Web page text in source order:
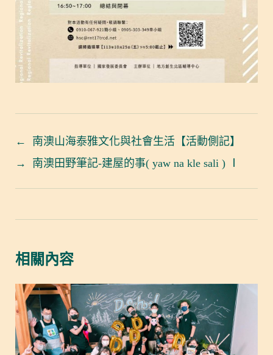
←
南澳山海泰雅文化與社會生活【活動側記】
→
南澳田野筆記-建屋的事( yaw na kle sali ) Ⅰ
相關內容